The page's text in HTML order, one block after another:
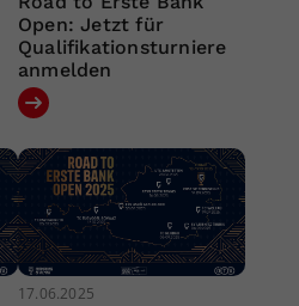
Open: Jetzt für
Qualifikationsturniere
anmelden
17.06.2025